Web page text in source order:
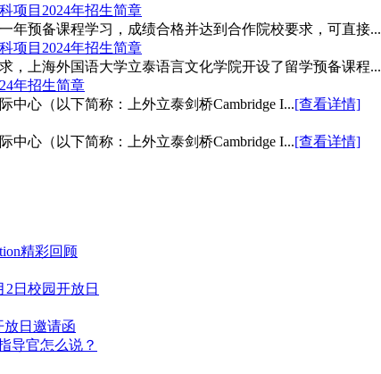
项目2024年招生简章
年预备课程学习，成绩合格并达到合作院校要求，可直接...
项目2024年招生简章
，上海外国语大学立泰语言文化学院开设了留学预备课程...
年招生简章
中心（以下简称：上外立泰剑桥Cambridge I...[查看详情]
中心（以下简称：上外立泰剑桥Cambridge I...[查看详情]
精彩回顾
2日校园开放日
放日邀请函
导官怎么说？